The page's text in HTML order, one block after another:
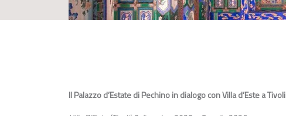
Il Palazzo d’Estate di Pechino in dialogo con Villa d’Este a Tivoli